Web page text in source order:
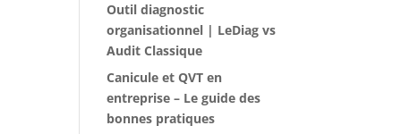
Outil diagnostic
organisationnel | LeDiag vs
Audit Classique
Canicule et QVT en
entreprise – Le guide des
bonnes pratiques